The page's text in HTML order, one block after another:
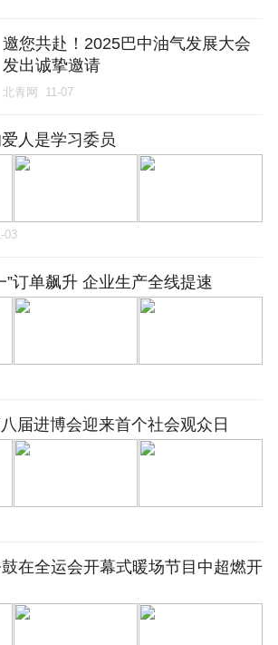
邀您共赴！2025巴中油气发展大会
发出诚挚邀请
北青网 11-07
人是学习委员
03
”订单飙升 企业生产全线提速
届进博会迎来首个社会观众日
在全运会开幕式暖场节目中超燃开